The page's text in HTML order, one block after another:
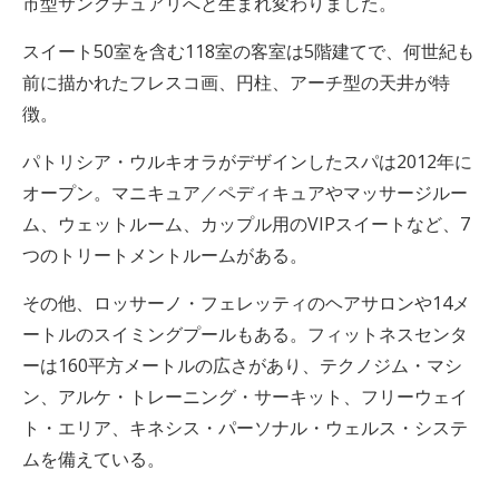
スイート50室を含む118室の客室は5階建てで、何世紀も
前に描かれたフレスコ画、円柱、アーチ型の天井が特
徴。
パトリシア・ウルキオラがデザインしたスパは2012年に
オープン。マニキュア／ペディキュアやマッサージルー
ム、ウェットルーム、カップル用のVIPスイートなど、7
つのトリートメントルームがある。
その他、ロッサーノ・フェレッティのヘアサロンや14メ
ートルのスイミングプールもある。フィットネスセンタ
ーは160平方メートルの広さがあり、テクノジム・マシ
ン、アルケ・トレーニング・サーキット、フリーウェイ
ト・エリア、キネシス・パーソナル・ウェルス・システ
ムを備えている。